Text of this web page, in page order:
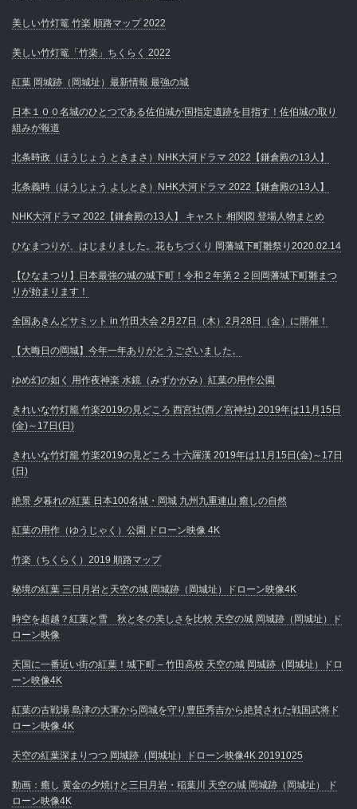
美しい竹灯篭 竹楽 順路マップ 2022
美しい竹灯篭「竹楽」ちくらく 2022
紅葉 岡城跡（岡城址）最新情報 最強の城
日本１００名城のひとつである佐伯城が国指定遺跡を目指す！佐伯城の取り
組みが報道
北条時政（ほうじょう ときまさ）NHK大河ドラマ 2022【鎌倉殿の13人】
北条義時（ほうじょう よしとき）NHK大河ドラマ 2022【鎌倉殿の13人】
NHK大河ドラマ 2022【鎌倉殿の13人】 キャスト 相関図 登場人物まとめ
ひなまつりが、はじまりました。花もちづくり 岡藩城下町雛祭り2020.02.14
【ひなまつり】日本最強の城の城下町！令和２年第２２回岡藩城下町雛まつ
りが始まります！
全国あきんどサミット in 竹田大会 2月27日（木）2月28日（金）に開催！
【大晦日の岡城】今年一年ありがとうございました。
ゆめ幻の如く 用作夜神楽 水鏡（みずかがみ）紅葉の用作公園
きれいな竹灯籠 竹楽2019の見どころ 西宮社(西ノ宮神社) 2019年は11月15日
(金)～17日(日)
きれいな竹灯籠 竹楽2019の見どころ 十六羅漢 2019年は11月15日(金)～17日
(日)
絶景 夕暮れの紅葉 日本100名城・岡城 九州九重連山 癒しの自然
紅葉の用作（ゆうじゃく）公園 ドローン映像 4K
竹楽（ちくらく）2019 順路マップ
秘境の紅葉 三日月岩と天空の城 岡城跡（岡城址）ドローン映像4K
時空を超越？紅葉と雪 秋と冬の美しさを比較 天空の城 岡城跡（岡城址）ド
ローン映像
天国に一番近い街の紅葉！城下町 – 竹田高校 天空の城 岡城跡（岡城址）ドロ
ーン映像4K
紅葉の古戦場 島津の大軍から岡城を守り豊臣秀吉から絶賛された戦国武将ド
ローン映像 4K
天空の紅葉深まりつつ 岡城跡（岡城址）ドローン映像4K 20191025
動画：癒し 黄金の夕焼けと三日月岩・稲葉川 天空の城 岡城跡（岡城址） ド
ローン映像4K